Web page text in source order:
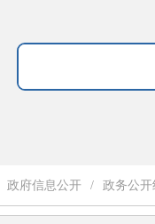
政府信息公开 / 政务公